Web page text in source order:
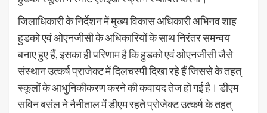
जिलाधिकारी के निर्देशन में मुख्य विकास अधिकारी अभिनव शाह
हुडको एवं ओएनजीसी के अधिकारियों के साथ निरंतर समन्वय
बनाए हुए हैं, इसका ही परिणाम है कि हुडको एवं ओएनजीसी जैसे
संस्थान उत्कर्ष प्राजेक्ट में दिलचस्पी दिखा रहे हैं जिससे के तहत्
स्कूलों के आधुनिकीकरण करने की कवायद तेज हो गई है। डीएम
सविन बसंल ने नैनीताल में डीएम रहते प्रोजेक्ट उत्कर्ष के तहत्